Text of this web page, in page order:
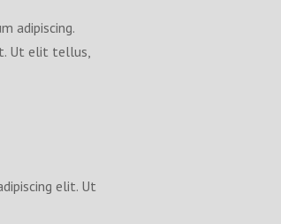
adipiscing.
Ut elit tellus,
elit. Ut